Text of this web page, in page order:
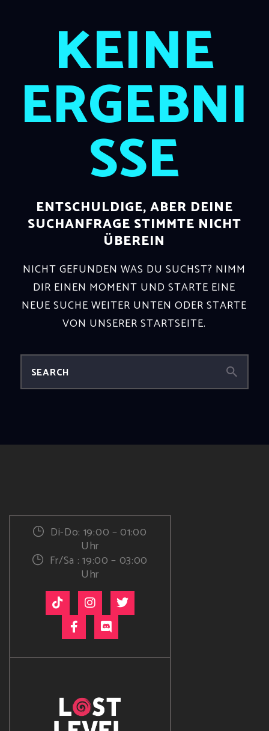
KEINE
ERGEBNI
SSE
ENTSCHULDIGE, ABER DEINE
SUCHANFRAGE STIMMTE NICHT
ÜBEREIN
NICHT GEFUNDEN WAS DU SUCHST? NIMM
DIR EINEN MOMENT UND STARTE EINE
NEUE SUCHE WEITER UNTEN ODER STARTE
VON UNSERER STARTSEITE.
Di-Do: 19:00 – 01:00
Uhr
Fr/Sa : 19:00 – 03:00
Uhr